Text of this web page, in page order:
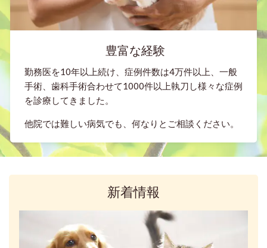
豊富な経験
勤務医を10年以上続け、症例件数は4万件以上、一般
手術、歯科手術合わせて1000件以上執刀し様々な症例
を診療してきました。
他院では難しい病気でも、何なりとご相談ください。
新着情報